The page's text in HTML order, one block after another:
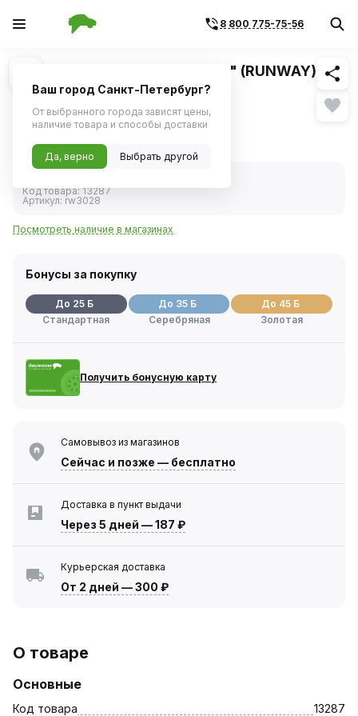
8 800 775-75-56
1/1 Похожие
Присадка в масло "Антидым" (RUNWAY)
RW3028 300мл
Устраняет дымление двигателя.
Код товара:13287
Артикул: rw3028
Посмотреть наличие в магазинах
Бонусы за покупку
До 25 Б
Стандартная
До 35 Б
Серебряная
До 45 Б
Золотая
Получить бонусную карту
Самовывоз из магазинов
Сейчас и позже — бесплатно
Доставка в пункт выдачи
Через 5 дней —187 ₽
Курьерская доставка
От 2 дней —300 ₽
О товаре
Основные
Код товара 13287
Ваш город Санкт-Петербург?
От выбранного города зависят цены,
наличие товара и способы доставки
Да, верно Выбрать другой